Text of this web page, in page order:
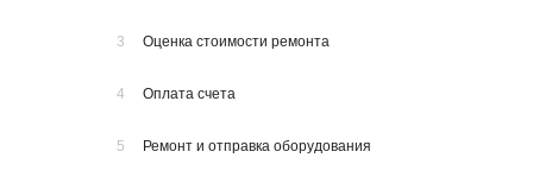
3 Оценка стоимости ремонта
4 Оплата счета
5 Ремонт и отправка оборудования